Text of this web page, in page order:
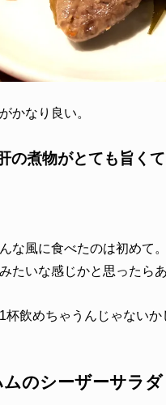
かなり良い。
の煮物がとても旨くて
な風に食べたのは初めて。
たいな感じかと思ったら
杯飲めちゃうんじゃないか
ムのシーザーサラダ